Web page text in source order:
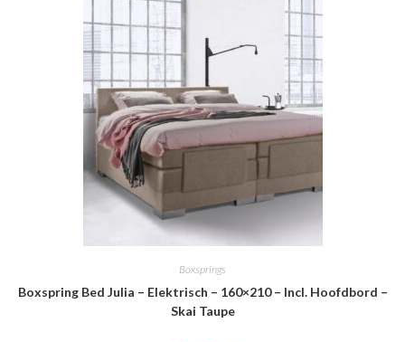
Boxsprings
Boxspring Bed Julia – Elektrisch – 160×210 – Incl. Hoofdbord –
Skai Taupe